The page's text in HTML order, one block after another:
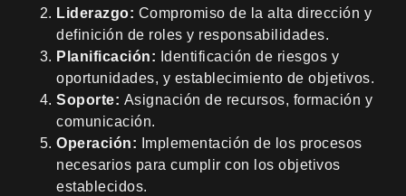
Liderazgo: Compromiso de la alta dirección y
definición de roles y responsabilidades.
Planificación: Identificación de riesgos y
oportunidades, y establecimiento de objetivos.
Soporte: Asignación de recursos, formación y
comunicación.
Operación:
Implementación de los procesos
necesarios para cumplir con los objetivos
establecidos.